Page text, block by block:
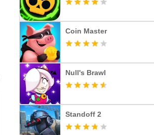
Coin Master
Null's Brawl
Standoff 2